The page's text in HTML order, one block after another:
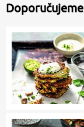
Doporučujeme